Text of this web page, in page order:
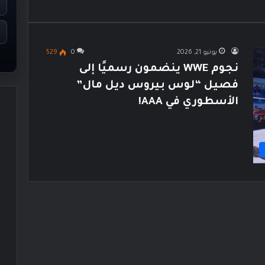
يونيو 21, 2026 0
529
نجوم WWE ينضمون رسميًا إلى
فصيل “لوس بيروس ديل مال”
الأسطوري في AAA!